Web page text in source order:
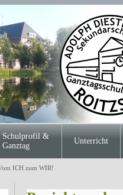
Schulprofil &
Ganztag
Unterricht
ICH zum WIR!